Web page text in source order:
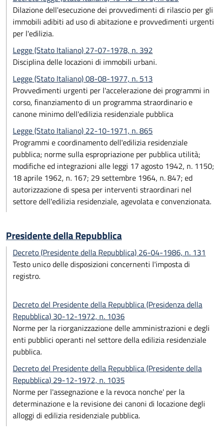
Dilazione dell'esecuzione dei provvedimenti di rilascio per gli
immobili adibiti ad uso di abitazione e provvedimenti urgenti
per l'edilizia.
Legge (Stato Italiano) 27-07-1978, n. 392
Disciplina delle locazioni di immobili urbani.
Legge (Stato Italiano) 08-08-1977, n. 513
Provvedimenti urgenti per l'accelerazione dei programmi in
corso, finanziamento di un programma straordinario e
canone minimo dell'edilizia residenziale pubblica
Legge (Stato Italiano) 22-10-1971, n. 865
Programmi e coordinamento dell'edilizia residenziale
pubblica; norme sulla espropriazione per pubblica utilità;
modifiche ed integrazioni alle leggi 17 agosto 1942, n. 1150;
18 aprile 1962, n. 167; 29 settembre 1964, n. 847; ed
autorizzazione di spesa per interventi straordinari nel
settore dell'edilizia residenziale, agevolata e convenzionata.
Presidente della Repubblica
Decreto (Presidente della Repubblica) 26-04-1986, n. 131
Testo unico delle disposizioni concernenti l'imposta di
registro.
Decreto del Presidente della Repubblica (Presidenza della
Repubblica) 30-12-1972, n. 1036
Norme per la riorganizzazione delle amministrazioni e degli
enti pubblici operanti nel settore della edilizia residenziale
pubblica.
Decreto del Presidente della Repubblica (Presidente della
Repubblica) 29-12-1972, n. 1035
Norme per l'assegnazione e la revoca nonche' per la
determinazione e la revisione dei canoni di locazione degli
alloggi di edilizia residenziale pubblica.